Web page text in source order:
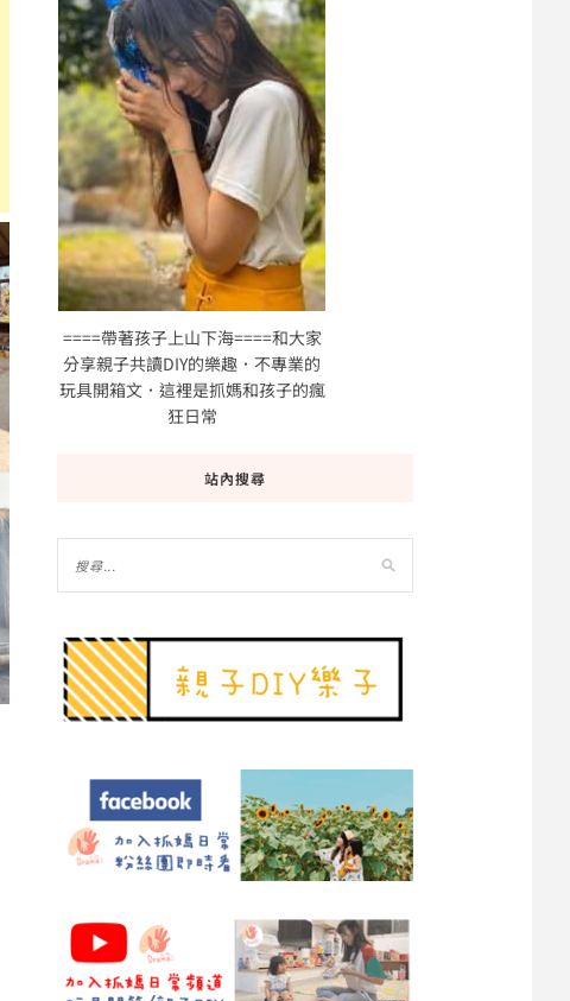
====帶著孩子上山下海====和大家
分享親子共讀DIY的樂趣．不專業的
玩具開箱文．這裡是抓媽和孩子的瘋
狂日常
站內搜尋